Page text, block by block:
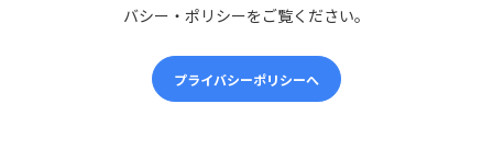
バシー・ポリシーをご覧ください。
プライバシーポリシーへ